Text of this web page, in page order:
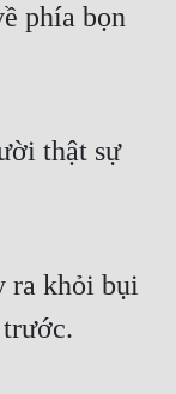
phía bọn
thật sự
ra khỏi bụi